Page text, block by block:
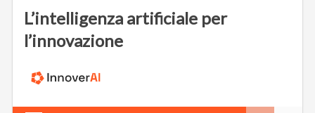
L’intelligenza artificiale per
l’innovazione